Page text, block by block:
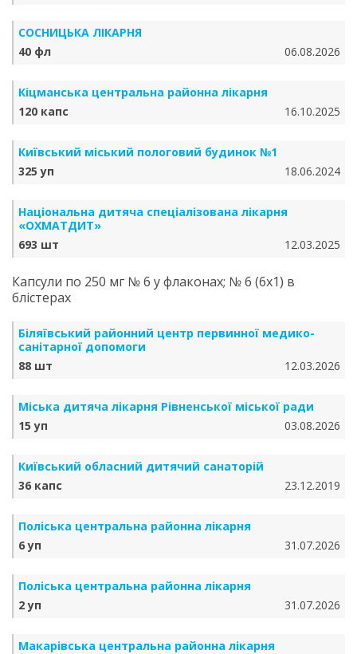
СОСНИЦЬКА ЛІКАРНЯ
40 фл
06.08.2026
Кіцманська центральна районна лікарня
120 капс
16.10.2025
Київський міський пологовий будинок №1
325 уп
18.06.2024
Національна дитяча спеціалізована лікарня
«ОХМАТДИТ»
693 шт
12.03.2025
Капсули по 250 мг № 6 у флаконах; № 6 (6х1) в
блістерах
Біляївський районний центр первинної медико-
санітарної допомоги
88 шт
12.03.2026
Міська дитяча лікарня Рівненської міської ради
15 уп
03.08.2026
Київський обласний дитячий санаторій
36 капс
23.12.2019
Поліська центральна районна лікарня
6 уп
31.07.2026
Поліська центральна районна лікарня
2 уп
31.07.2026
Макарівська центральна районна лікарня